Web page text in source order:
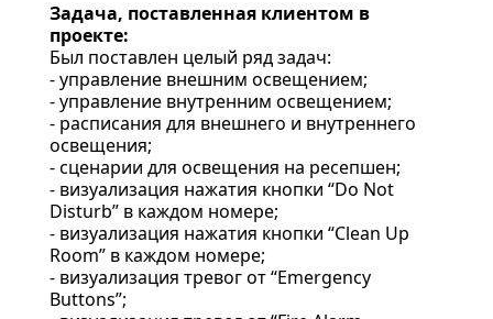
Задача, поставленная клиентом в
проекте:
Был поставлен целый ряд задач:
- управление внешним освещением;
- управление внутренним освещением;
- расписания для внешнего и внутреннего
освещения;
- сценарии для освещения на ресепшен;
- визуализация нажатия кнопки “Do Not
Disturb” в каждом номере;
- визуализация нажатия кнопки “Clean Up
Room” в каждом номере;
- визуализация тревог от “Emergency
Buttons”;